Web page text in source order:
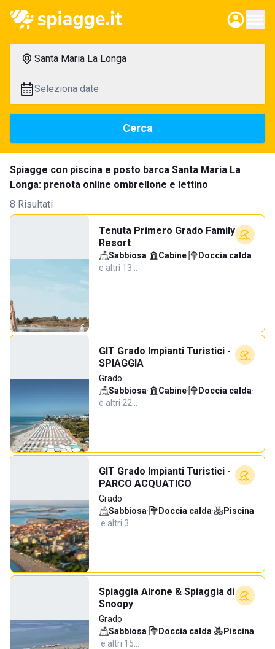
Santa Maria La Longa
Seleziona date
Cerca
Spiagge con piscina e posto barca Santa Maria La
Longa: prenota online ombrellone e lettino
8 Risultati
Tenuta Primero Grado Family
Resort
Sabbiosa· Cabine· Doccia calda·
e altri 13…
GIT Grado Impianti Turistici -
SPIAGGIA
Grado
Sabbiosa· Cabine· Doccia calda·
e altri 22…
GIT Grado Impianti Turistici -
PARCO ACQUATICO
Grado
Sabbiosa· Doccia calda·
Piscina
·e altri 3…
Spiaggia Airone & Spiaggia di
Snoopy
Grado
Sabbiosa· Doccia calda·
Piscina
·e altri 15…